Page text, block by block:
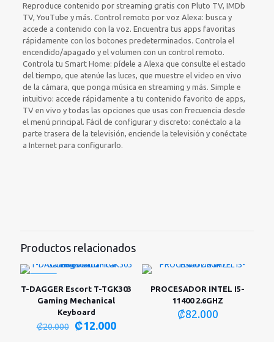
Reproduce contenido por streaming gratis con Pluto TV, IMDb
TV, YouTube y más. Control remoto por voz Alexa: busca y
accede a contenido con la voz. Encuentra tus apps favoritas
rápidamente con los botones predeterminados. Controla el
encendido/apagado y el volumen con un control remoto.
Controla tu Smart Home: pídele a Alexa que consulte el estado
del tiempo, que atenúe las luces, que muestre el video en vivo
de la cámara, que ponga música en streaming y más. Simple e
intuitivo: accede rápidamente a tu contenido favorito de apps,
TV en vivo y todas las opciones que usas con frecuencia desde
el menú principal. Fácil de configurar y discreto: conéctalo a la
parte trasera de la televisión, enciende la televisión y conéctate
a Internet para configurarlo.
Productos relacionados
T-DAGGER Escort T-TGK303
Gaming Mechanical
Keyboard
₡20.000
El
₡12.000El
PROCESADOR INTEL I5-
11400 2.6GHZ
₡82.000